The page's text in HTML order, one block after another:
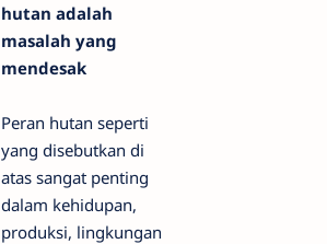
hutan adalah
masalah yang
mendesak
Peran hutan seperti
yang disebutkan di
atas sangat penting
dalam kehidupan,
produksi, lingkungan